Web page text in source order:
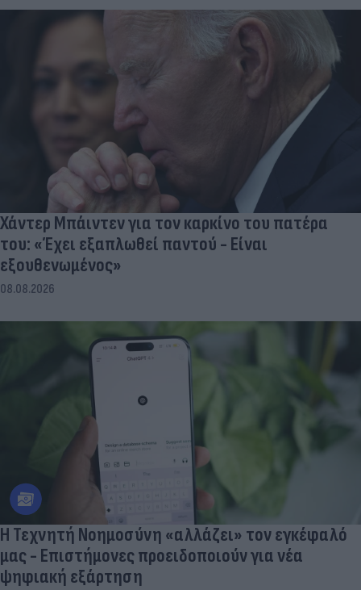
Χάντερ Μπάιντεν για τον καρκίνο του πατέρα
του: «Έχει εξαπλωθεί παντού - Είναι
εξουθενωμένος»
08.08.2026
Η Τεχνητή Νοημοσύνη «αλλάζει» τον εγκέφαλό
μας - Eπιστήμονες προειδοποιούν για νέα
ψηφιακή εξάρτηση